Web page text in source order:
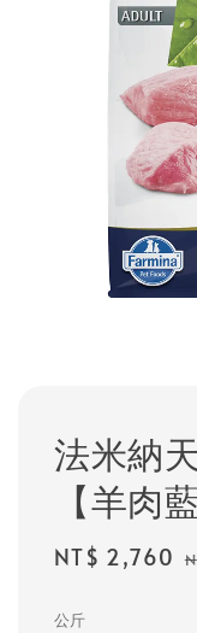
法米納
【羊肉
Sale
NT$ 2,760
公斤